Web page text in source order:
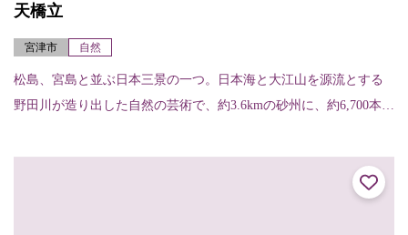
天橋立
宮津市 自然
松島、宮島と並ぶ日本三景の一つ。日本海と大江山を源流とする
野田川が造り出した自然の芸術で、約3.6kmの砂州に、約6,700本の
る。当地...